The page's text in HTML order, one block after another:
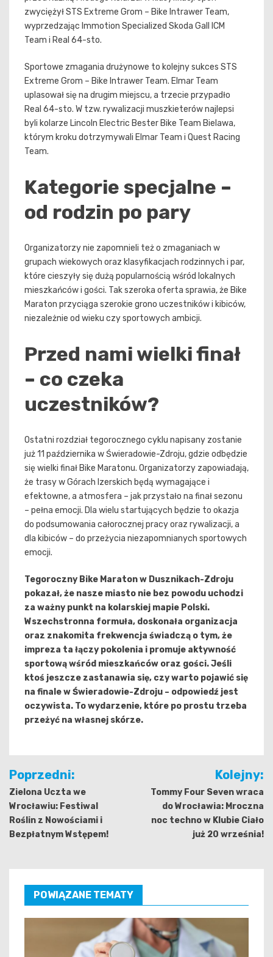
zwyciężył STS Extreme Grom – Bike Intrawer Team,
wyprzedzając Immotion Specialized Skoda Gall ICM
Team i Real 64-sto.
Sportowe zmagania drużynowe to kolejny sukces STS
Extreme Grom – Bike Intrawer Team. Elmar Team
uplasował się na drugim miejscu, a trzecie przypadło
Real 64-sto. W tzw. rywalizacji muszkieterów najlepsi
byli kolarze Lincoln Electric Bester Bike Team Bielawa,
którym kroku dotrzymywali Elmar Team i Quest Racing
Team.
Kategorie specjalne –
od rodzin po pary
Organizatorzy nie zapomnieli też o zmaganiach w
grupach wiekowych oraz klasyfikacjach rodzinnych i par,
które cieszyły się dużą popularnością wśród lokalnych
mieszkańców i gości. Tak szeroka oferta sprawia, że Bike
Maraton przyciąga szerokie grono uczestników i kibiców,
niezależnie od wieku czy sportowych ambicji.
Przed nami wielki finał
– co czeka
uczestników?
Ostatni rozdział tegorocznego cyklu napisany zostanie
już 11 października w Świeradowie-Zdroju, gdzie odbędzie
się wielki finał Bike Maratonu. Organizatorzy zapowiadają,
że trasy w Górach Izerskich będą wymagające i
efektowne, a atmosfera – jak przystało na finał sezonu
– pełna emocji. Dla wielu startujących będzie to okazja
do podsumowania całorocznej pracy oraz rywalizacji, a
dla kibiców – do przeżycia niezapomnianych sportowych
emocji.
Tegoroczny Bike Maraton w Dusznikach-Zdroju
pokazał, że nasze miasto nie bez powodu uchodzi
za ważny punkt na kolarskiej mapie Polski.
Wszechstronna formuła, doskonała organizacja
oraz znakomita frekwencja świadczą o tym, że
impreza ta łączy pokolenia i promuje aktywność
sportową wśród mieszkańców oraz gości. Jeśli
ktoś jeszcze zastanawia się, czy warto pojawić się
na finale w Świeradowie-Zdroju – odpowiedź jest
oczywista. To wydarzenie, które po prostu trzeba
przeżyć na własnej skórze.
Nawigacja
wpisu
Poprzedni:
Zielona Uczta we
Wrocławiu: Festiwal
Roślin z Nowościami i
Bezpłatnym Wstępem!
Kolejny:
Tommy Four Seven wraca
do Wrocławia: Mroczna
noc techno w Klubie Ciało
już 20 września!
POWIĄZANE TEMATY